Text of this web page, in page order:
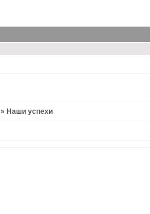
» Наши успехи